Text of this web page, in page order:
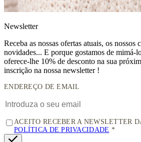
Newsletter
Receba as nossas ofertas atuais, os nossos
novidades... E porque gostamos de mimá-
oferece-lhe 10% de desconto na sua
inscrição na nossa newsletter !
ENDEREÇO DE EMAIL
ACEITO RECEBER A NEWSLETTER
POLÍTICA DE PRIVACIDADE